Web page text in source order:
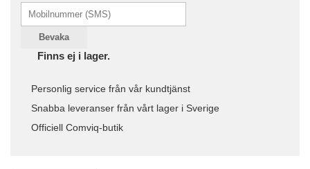
Bevaka
Finns ej i lager.
Personlig service från vår kundtjänst
Snabba leveranser från vårt lager i Sverige
Officiell Comviq-butik